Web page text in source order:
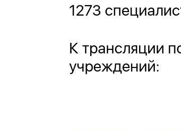
1273
К трансляции
учреждений: